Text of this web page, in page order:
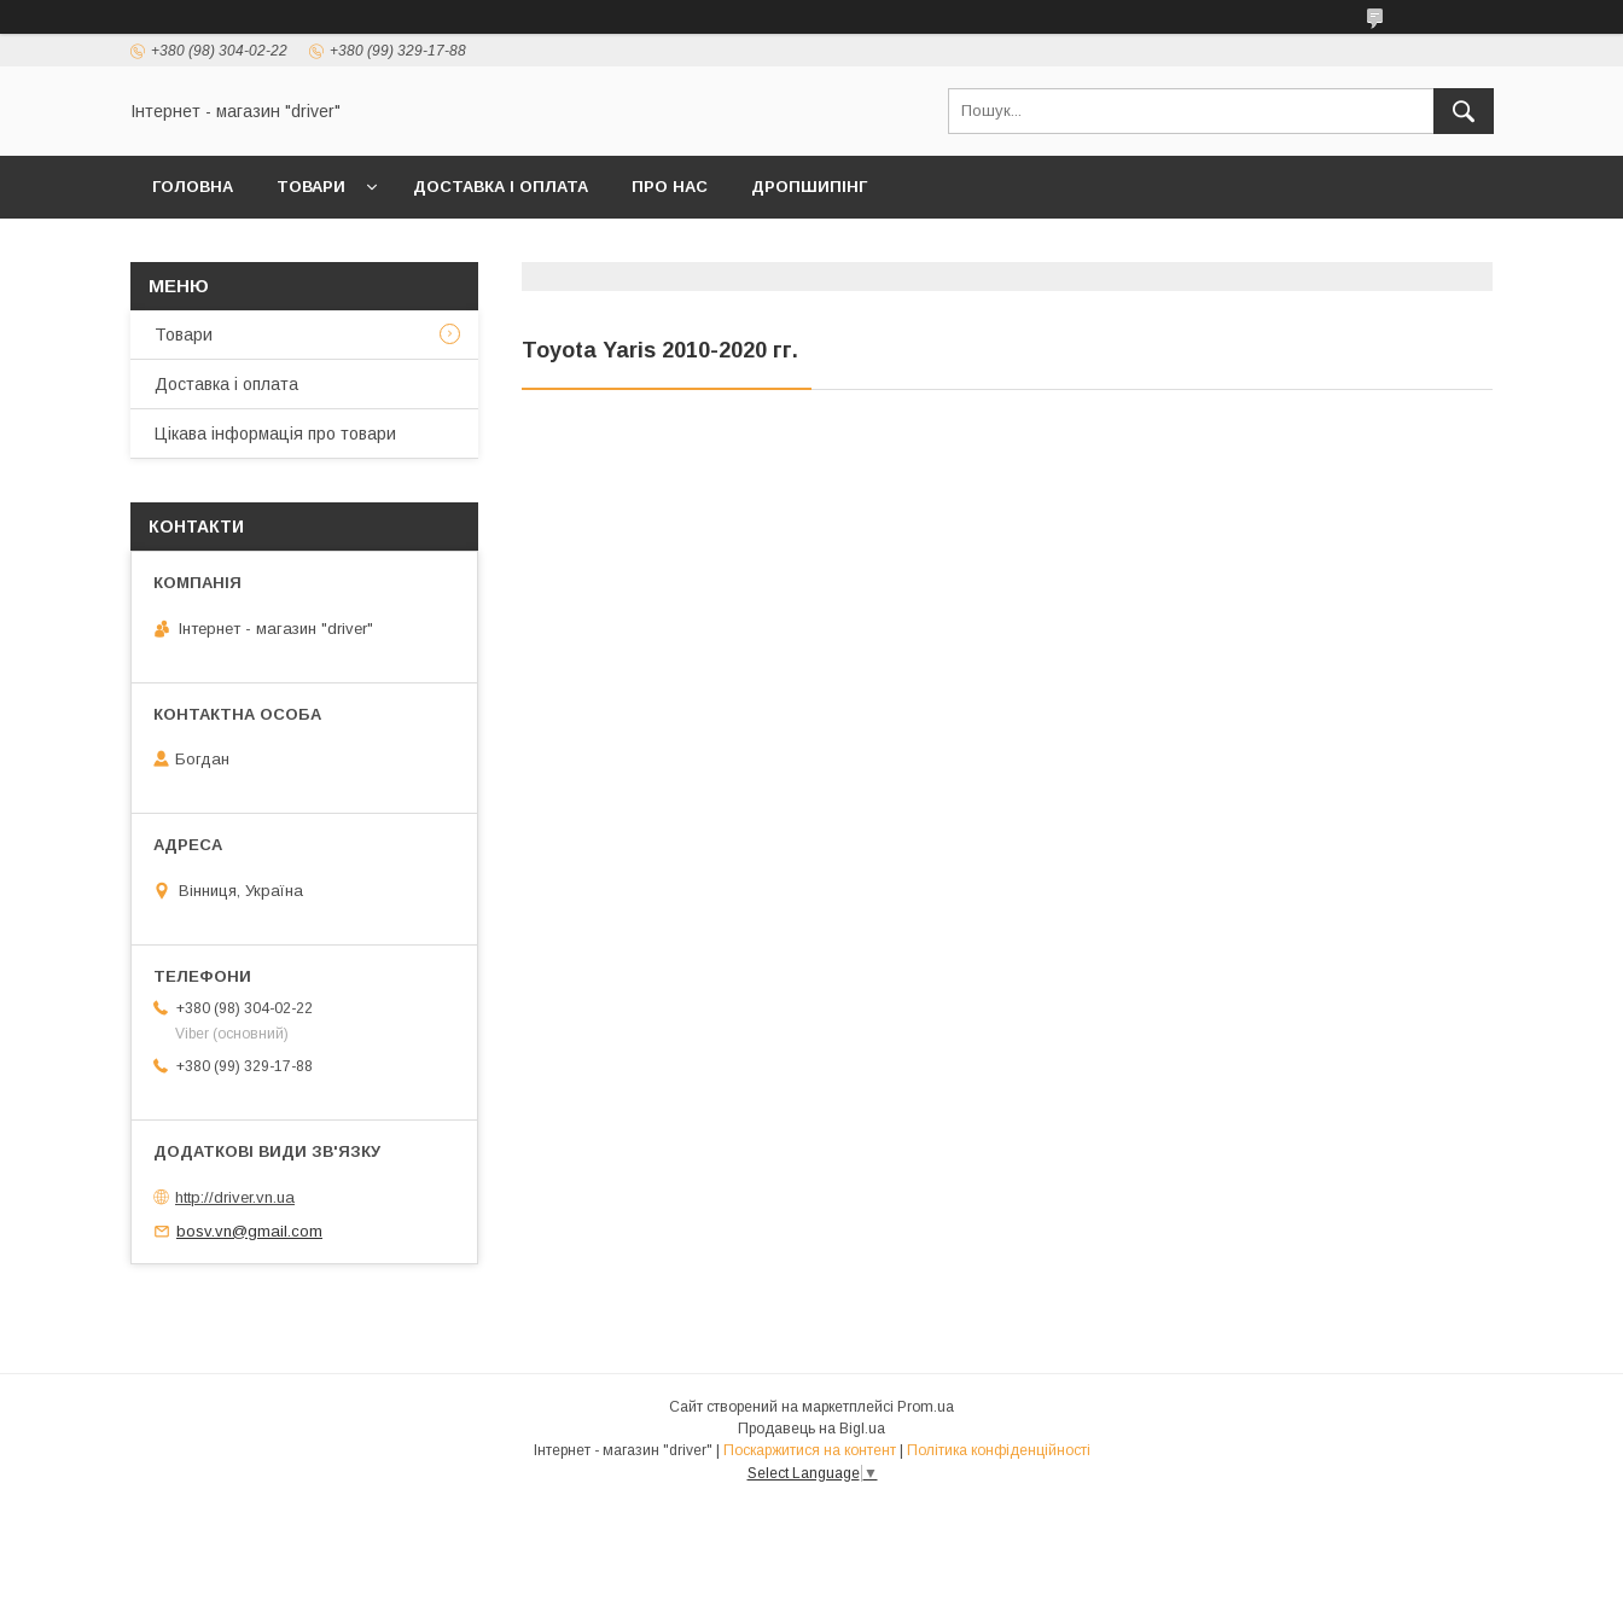
+380 (98) 304-02-22 +380 (99) 329-17-88
Інтернет - магазин "driver"
ГОЛОВНА ТОВАРИ ДОСТАВКА І ОПЛАТА ПРО НАС ДРОПШИПІНГ
Toyota Yaris 2010-2020 гг.
Товари
Доставка і оплата
Цікава інформація про товари
КОНТАКТИ
Інтернет - магазин "driver"
Богдан
Вінниця, Україна
+380 (98) 304-02-22
Viber (основний)
+380 (99) 329-17-88
http://driver.vn.ua
bosv.vn@gmail.com
Сайт створений на маркетплейсі Prom.ua
Продавець на Bigl.ua
Інтернет - магазин "driver" | Поскаржитися на контент | Політика конфіденційності
Select Language ▼